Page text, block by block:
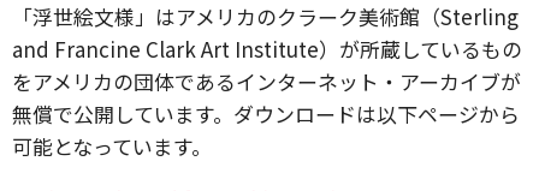
「浮世絵文様」はアメリカのクラーク美術館（Sterling
and Francine Clark Art Institute）が所蔵しているもの
をアメリカの団体であるインターネット・アーカイブが
無償で公開しています。ダウンロードは以下ページから
可能となっています。